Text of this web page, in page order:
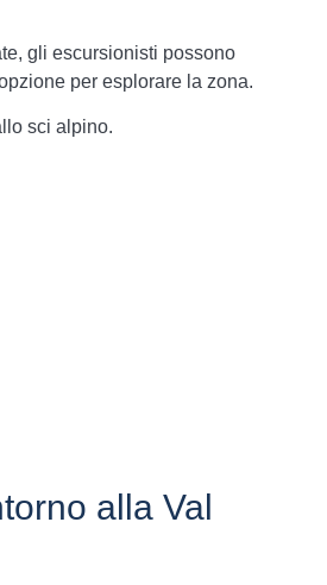
gli escursionisti possono
per esplorare la zona.
sci alpino.
alla Val